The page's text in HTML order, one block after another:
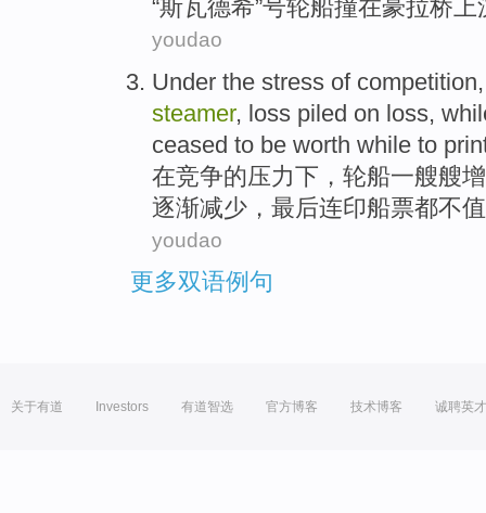
“斯瓦德希”号轮船撞在豪拉桥上
youdao
Under the stress of competition
steamer, loss piled on loss,
ceased to be worth while to
在竞争的压力下 ， 轮船一艘艘
逐渐减少 ，最后连印船票都不
youdao
更多双语例句
关于有道 Investors 有道智选 官方博客 技术博客 诚聘英才